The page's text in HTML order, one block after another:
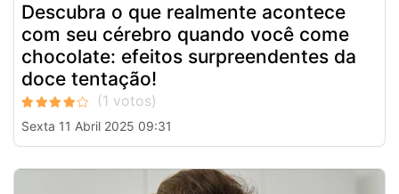
Descubra o que realmente acontece
com seu cérebro quando você come
chocolate: efeitos surpreendentes da
doce tentação!
Sexta 11 Abril 2025 09:31